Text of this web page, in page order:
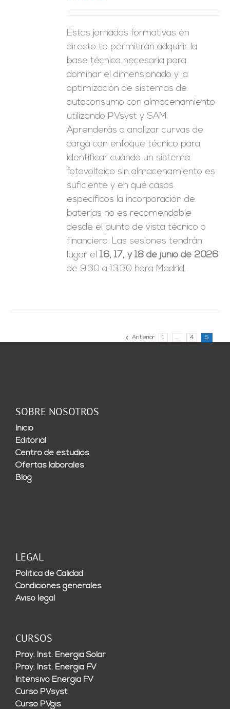
Estas jornadas formativas en
directo te permitirán adquirir la
base técnica necesaria para
dominar el dimensionado y la
optimización de sistemas de
autoconsumo con almacenamiento
utilizando PVsyst y SAM.
Aprenderás a analizar curvas de
carga con enfoque técnico para
identificar cuándo un sistema
fotovoltaico sin almacenamiento es
suficiente y en qué casos
específicos la incorporación de
baterías no es recomendable
desde el punto de vista técnico o
financiero. Las sesiones tendrán
lugar el16, 17, y 18 de junio de 2026
de 9:30 a 13:30 hora Madrid.
Anterior 1 … 4 5
SOBRE NOSOTROS
Inicio
Editorial
Centro de estudios
Ofertas laborales
Blog
LEGAL
Política de Calidad
Condiciones generales
Aviso legal
CURSOS
Proy. Inst. Energía Solar
Proy. Inst. Energía FV
Intensivo Energía FV
Curso PVsyst
Curso PVgis